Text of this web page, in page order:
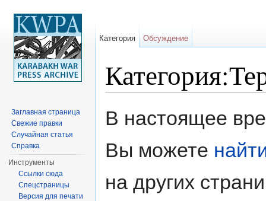
В настоящее
Вы можете
на других
Категория Обсуждение
Заглавная страница
Свежие правки
Случайная статья
Справка
Инструменты
Ссылки сюда
Спецстраницы
Версия для печати